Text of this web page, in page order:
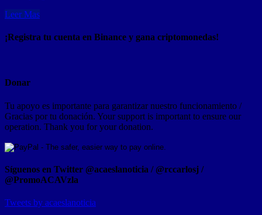
Leer Mas
¡Registra tu cuenta en Binance y gana criptomonedas!
Donar
Tu apoyo es importante para garantizar nuestro funcionamiento /
Gracias por tu donación. Your support is important to ensure our
operation. Thank you for your donation.
Síguenos en Twitter @acaeslanoticia / @rccarlosj /
@PromoACAVzla
Tweets by acaeslanoticia